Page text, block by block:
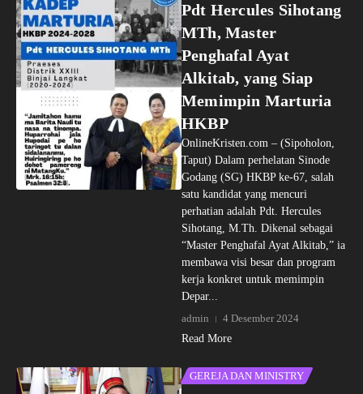
Pdt Hercules Sihotang
MTh, Master
Penghafal Ayat
Alkitab, yang Siap
Memimpin Marturia
HKBP
OnlineKristen.com – (Sipoholon,
Taput) Dalam perhelatan Sinode
Godang (SG) HKBP ke-67, salah
satu kandidat yang mencuri
perhatian adalah Pdt. Hercules
Sihotang, M.Th. Dikenal sebagai
“Master Penghafal Ayat Alkitab,” ia
membawa visi besar dan program
kerja konkret untuk memimpin
Depar...
admin
4 Desember 2024
Read More
GEREJA DAN MINISTRY